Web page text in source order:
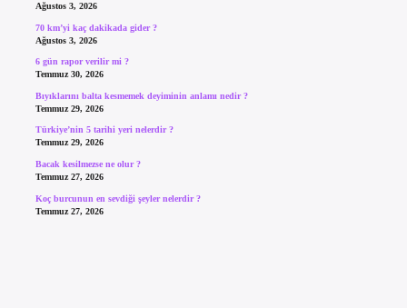
Ağustos 3, 2026
70 km’yi kaç dakikada gider ?
Ağustos 3, 2026
6 gün rapor verilir mi ?
Temmuz 30, 2026
Bıyıklarını balta kesmemek deyiminin anlamı nedir ?
Temmuz 29, 2026
Türkiye’nin 5 tarihi yeri nelerdir ?
Temmuz 29, 2026
Bacak kesilmezse ne olur ?
Temmuz 27, 2026
Koç burcunun en sevdiği şeyler nelerdir ?
Temmuz 27, 2026